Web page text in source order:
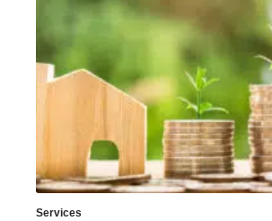
Services